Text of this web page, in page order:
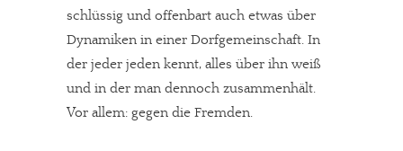
schlüssig und offenbart auch etwas über
Dynamiken in einer Dorfgemeinschaft. In
der jeder jeden kennt, alles über ihn weiß
und in der man dennoch zusammenhält.
Vor allem: gegen die Fremden.